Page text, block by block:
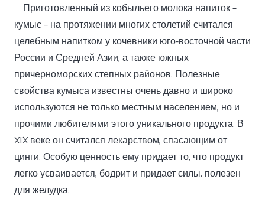
Приготовленный из кобыльего молока напиток –
кумыс – на протяжении многих столетий считался
целебным напитком у кочевники юго-восточной части
России и Средней Азии, а также южных
причерноморских степных районов. Полезные
свойства кумыса известны очень давно и широко
используются не только местным населением, но и
прочими любителями этого уникального продукта. В
XIX веке он считался лекарством, спасающим от
цинги. Особую ценность ему придает то, что продукт
легко усваивается, бодрит и придает силы, полезен
для желудка.